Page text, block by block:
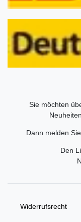
Sie möchten
Dann melden
Den
Widerrufs­recht